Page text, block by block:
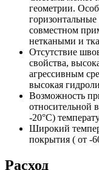
геометрии.
совместном
неткаными и
Отсутствие
свойства,
агрессивным
высокая
Возможность
относительной
-20°С)
Широкий
покрытия ( от -
Расход